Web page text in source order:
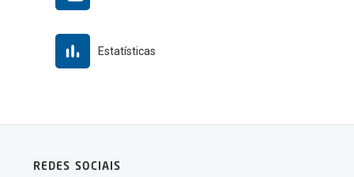
Estatísticas
REDES SOCIAIS